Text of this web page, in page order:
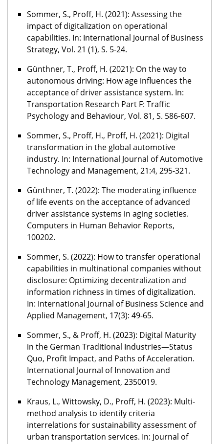
Sommer, S., Proff, H. (2021): Assessing the
impact of digitalization on operational
capabilities. In: International Journal of Business
Strategy, Vol. 21 (1), S. 5-24.
Günthner, T., Proff, H. (2021): On the way to
autonomous driving: How age influences the
acceptance of driver assistance system. In:
Transportation Research Part F: Traffic
Psychology and Behaviour, Vol. 81, S. 586-607.
Sommer, S., Proff, H., Proff, H. (2021): Digital
transformation in the global automotive
industry. In: International Journal of Automotive
Technology and Management, 21:4, 295-321.
Günthner, T. (2022): The moderating influence
of life events on the acceptance of advanced
driver assistance systems in aging societies.
Computers in Human Behavior Reports,
100202.
Sommer, S. (2022): How to transfer operational
capabilities in multinational companies without
disclosure: Optimizing decentralization and
information richness in times of digitalization.
In: International Journal of Business Science and
Applied Management, 17(3): 49-65.
Sommer, S., & Proff, H. (2023): Digital Maturity
in the German Traditional Industries—Status
Quo, Profit Impact, and Paths of Acceleration.
International Journal of Innovation and
Technology Management, 2350019.
Kraus, L., Wittowsky, D., Proff, H. (2023): Multi-
method analysis to identify criteria
interrelations for sustainability assessment of
urban transportation services. In: Journal of